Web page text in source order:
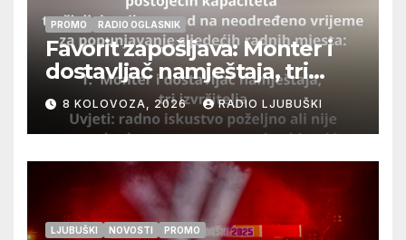
PROMO RADIO OGLASNIK
Favorit zapošljava: Monter i
dostavljač namještaja, tri
izvršitelja
8 KOLOVOZA, 2026 RADIO LJUBUŠKI
LJUBUŠKI NOVOSTI PROMO